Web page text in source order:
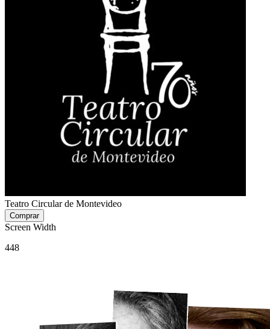
Teatro Circular de Montevideo
Screen Width
448